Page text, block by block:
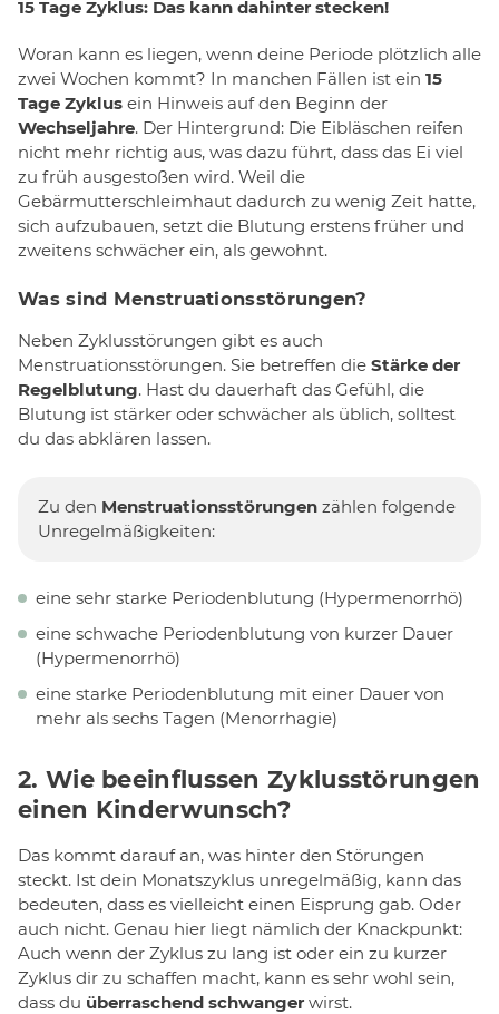
15 Tage Zyklus: Das kann dahinter stecken!
Woran kann es liegen, wenn deine Periode plötzlich alle
zwei Wochen kommt? In manchen Fällen ist ein 15
Tage Zyklus ein Hinweis auf den Beginn der
Wechseljahre. Der Hintergrund: Die Eibläschen reifen
nicht mehr richtig aus, was dazu führt, dass das Ei viel
zu früh ausgestoßen wird. Weil die
Gebärmutterschleimhaut dadurch zu wenig Zeit hatte,
sich aufzubauen, setzt die Blutung erstens früher und
zweitens schwächer ein, als gewohnt.
Was sind Menstruationsstörungen?
Neben Zyklusstörungen gibt es auch
Menstruationsstörungen. Sie betreffen die Stärke der
Regelblutung. Hast du dauerhaft das Gefühl, die
Blutung ist stärker oder schwächer als üblich, solltest
du das abklären lassen.
Zu den Menstruationsstörungen zählen folgende
Unregelmäßigkeiten:
eine sehr starke Periodenblutung (Hypermenorrhö)
eine schwache Periodenblutung von kurzer Dauer
(Hypermenorrhö)
eine starke Periodenblutung mit einer Dauer von
mehr als sechs Tagen (Menorrhagie)
2. Wie beeinflussen Zyklusstörungen
einen Kinderwunsch?
Das kommt darauf an, was hinter den Störungen
steckt. Ist dein Monatszyklus unregelmäßig, kann das
bedeuten, dass es vielleicht einen Eisprung gab. Oder
auch nicht. Genau hier liegt nämlich der Knackpunkt:
Auch wenn der Zyklus zu lang ist oder ein zu kurzer
Zyklus dir zu schaffen macht, kann es sehr wohl sein,
dass du überraschend schwanger wirst.